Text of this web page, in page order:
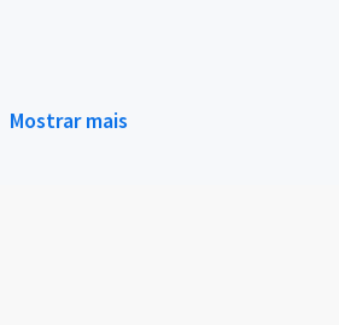
Mostrar mais